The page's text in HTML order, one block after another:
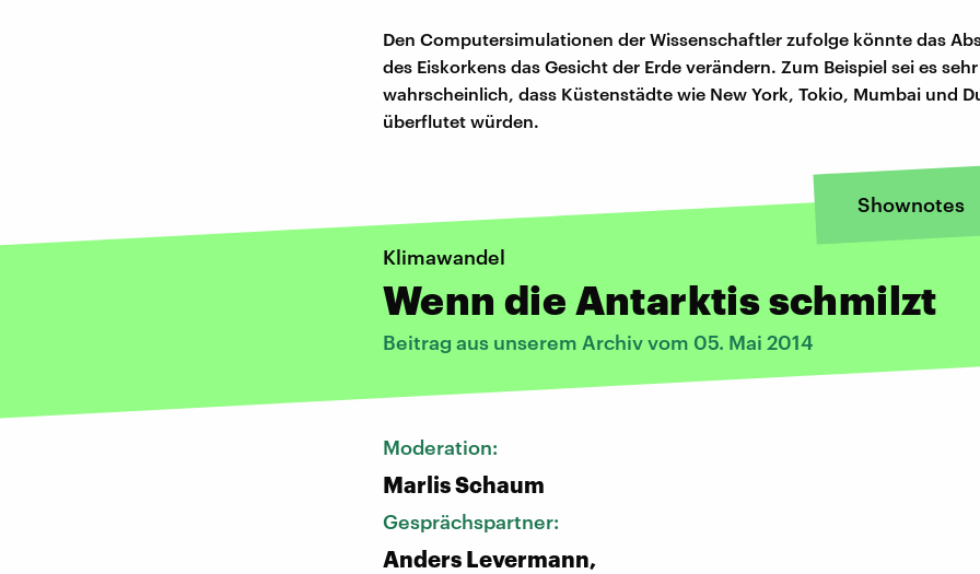
Den Computersimulationen der Wissenschaftler zufolge könnte das
des Eiskorkens das Gesicht der Erde verändern. Zum Beispiel sei es sehr
wahrscheinlich, dass Küstenstädte wie New York, Tokio, Mumbai und
überflutet würden.
Shownotes
Klimawandel
Wenn die Antarktis schmilzt
Beitrag aus unserem Archiv vom 05. Mai 2014
Moderation:
Marlis Schaum
Gesprächspartner:
Anders Levermann,